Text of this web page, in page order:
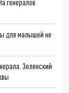
генералов
для малышей не
Зеленский